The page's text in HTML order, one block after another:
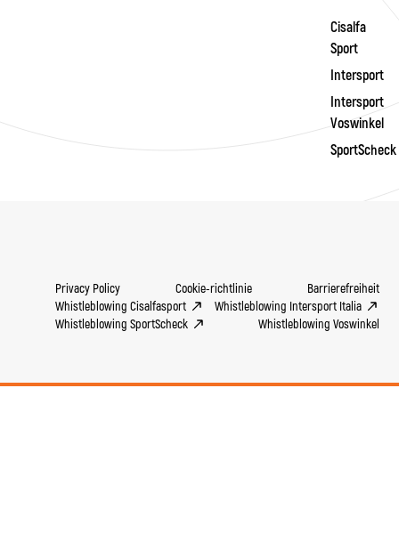
Cisalfa
Sport
Intersport
Intersport
Voswinkel
SportScheck
Privacy Policy Cookie-richtlinie
Barrierefreiheit
Whistleblowing Cisalfasport
Whistleblowing Intersport Italia
Whistleblowing SportScheck
Whistleblowing Voswinkel